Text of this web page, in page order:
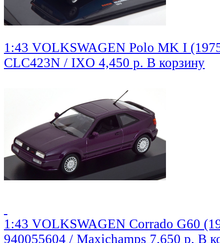
1:43 VOLKSWAGEN Polo MK I
CLC423N / IXO 4,450 р. В корзину
1:43 VOLKSWAGEN Corrado G60
940055604 / Maxichamps 7,650 р. В